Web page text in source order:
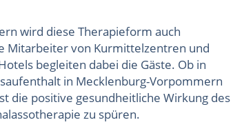
wird diese Therapieform auch
Mitarbeiter von Kurmittelzentren und
begleiten dabei die Gäste. Ob in
in Mecklenburg-Vorpommern
die positive gesundheitliche Wirkung des
zu spüren.